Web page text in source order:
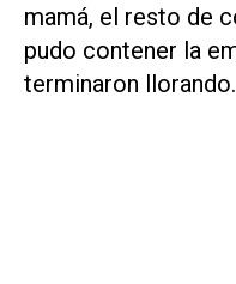
mamá, el resto de
pudo contener la
terminaron llorando.